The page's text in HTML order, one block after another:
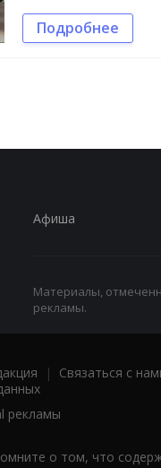
Подробнее
Афиша
Материалы,
рекламы.
| Связаться с
рекламы
о том, что